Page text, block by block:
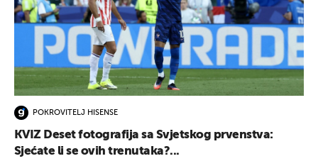
POKROVITELJ HISENSE
KVIZ Deset fotografija sa Svjetskog prvenstva:
Sjećate li se ovih trenutaka?...